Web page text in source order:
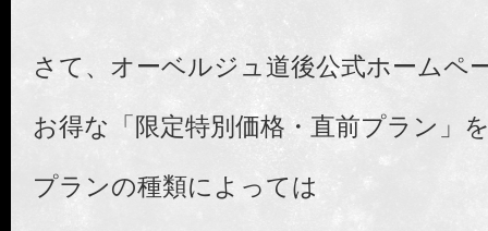
さて、オーベルジュ道後公式ホームペ
お得な「限定特別価格・直前プラン」
プランの種類によっては